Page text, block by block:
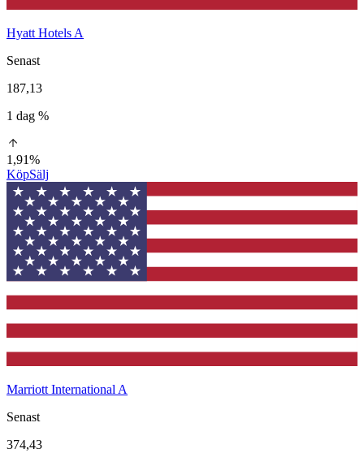
Hyatt Hotels A
Senast
187,13
1 dag %
1,91%
KöpSälj
Marriott International A
Senast
374,43